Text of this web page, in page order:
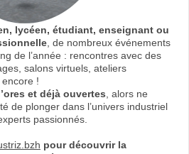
lycéen, étudiant, enseignant ou
, de nombreux événements
de l’année : rencontres avec des
salons virtuels, ateliers
!
et déjà ouvertes , alors ne
de plonger dans l’univers industriel
passionnés.
pour découvrir la